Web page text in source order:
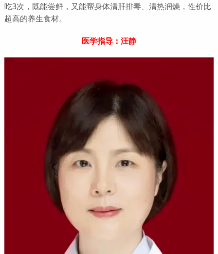
吃3次，既能尝鲜，又能帮身体清肝排毒、清热润燥，性价比
超高的养生食材。
医学指导：汪静